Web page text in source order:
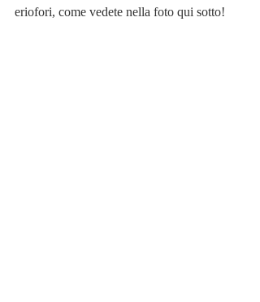
eriofori, come vedete nella foto qui sotto!